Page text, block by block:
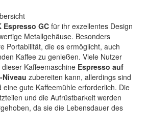
Espresso GC für ihr exzellentes Design
Metallgehäuse. Besonders
Portabilität, die es ermöglicht, auch
Kaffee zu genießen. Viele Nutzer
Kaffeemaschine Espresso auf
zubereiten kann, allerdings sind
gute Kaffeemühle erforderlich. Die
und die Aufrüstbarkeit werden
da sie die Lebensdauer des